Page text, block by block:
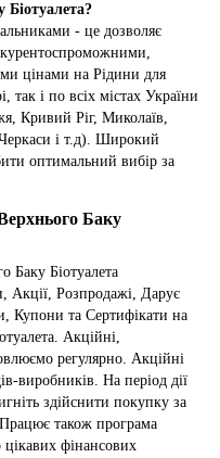
Біотуалета?
- це дозволяє
цінами на Рідини для
так і по всіх містах України
Кривий Ріг, Миколаїв,
і т.д). Широкий
оптимальний вибір за
Баку
Баку Біотуалета
Акції, Розпродажі, Дарує
Купони та Сертифікати на
Акційні,
регулярно. Акційні
виробників. На період дії
здійснити покупку за
також програма
цікавих фінансових